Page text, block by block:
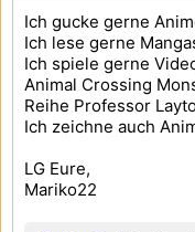
Ich gucke gerne
Ich lese gerne
Ich spiele gerne
Animal Crossing
Reihe Professor
Ich zeichne auch
LG Eure,
Mariko22